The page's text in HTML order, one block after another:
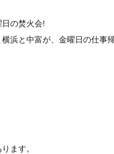
の焚火会!
浜と中富が、金曜日の仕事
ます。